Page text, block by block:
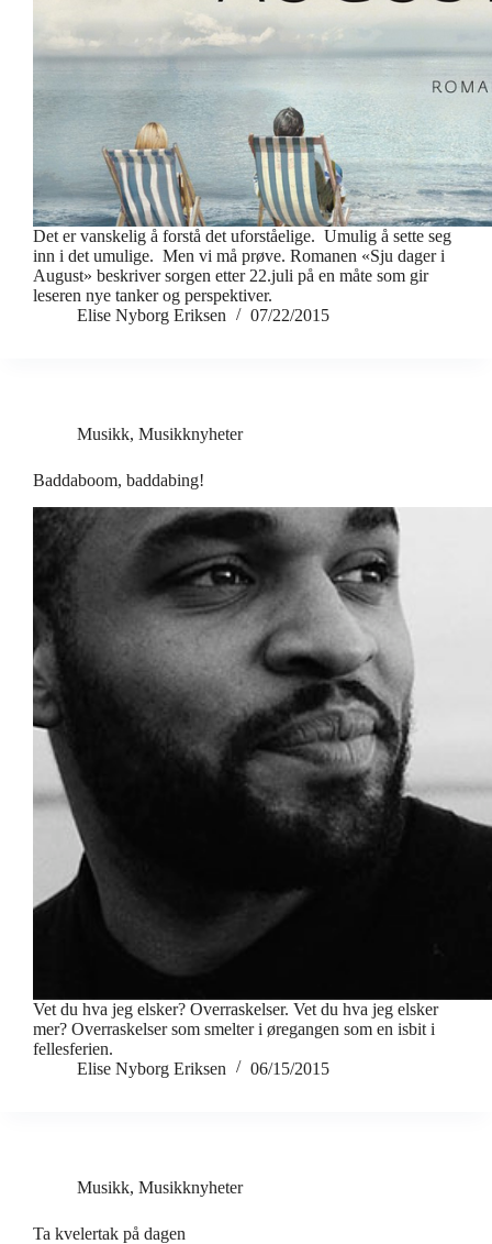
Det er vanskelig å forstå det uforståelige. Umulig å sette seg
inn i det umulige. Men vi må prøve. Romanen «Sju dager i
August» beskriver sorgen etter 22.juli på en måte som gir
leseren nye tanker og perspektiver.
Elise Nyborg Eriksen
07/22/2015
Musikk, Musikknyheter
Baddaboom, baddabing!
Vet du hva jeg elsker? Overraskelser. Vet du hva jeg elsker
mer? Overraskelser som smelter i øregangen som en isbit i
fellesferien.
Elise Nyborg Eriksen
06/15/2015
Musikk, Musikknyheter
Ta kvelertak på dagen